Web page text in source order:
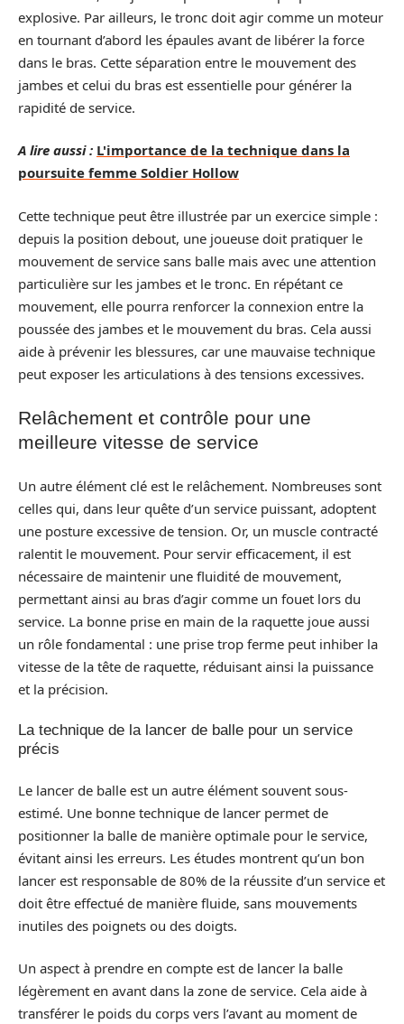
explosive. Par ailleurs, le tronc doit agir comme un moteur
en tournant d’abord les épaules avant de libérer la force
dans le bras. Cette séparation entre le mouvement des
jambes et celui du bras est essentielle pour générer la
rapidité de service.
A lire aussi : L'importance de la technique dans la
poursuite femme Soldier Hollow
Cette technique peut être illustrée par un exercice simple :
depuis la position debout, une joueuse doit pratiquer le
mouvement de service sans balle mais avec une attention
particulière sur les jambes et le tronc. En répétant ce
mouvement, elle pourra renforcer la connexion entre la
poussée des jambes et le mouvement du bras. Cela aussi
aide à prévenir les blessures, car une mauvaise technique
peut exposer les articulations à des tensions excessives.
Relâchement et contrôle pour une
meilleure vitesse de service
Un autre élément clé est le relâchement. Nombreuses sont
celles qui, dans leur quête d’un service puissant, adoptent
une posture excessive de tension. Or, un muscle contracté
ralentit le mouvement. Pour servir efficacement, il est
nécessaire de maintenir une fluidité de mouvement,
permettant ainsi au bras d’agir comme un fouet lors du
service. La bonne prise en main de la raquette joue aussi
un rôle fondamental : une prise trop ferme peut inhiber la
vitesse de la tête de raquette, réduisant ainsi la puissance
et la précision.
La technique de la lancer de balle pour un service
précis
Le lancer de balle est un autre élément souvent sous-
estimé. Une bonne technique de lancer permet de
positionner la balle de manière optimale pour le service,
évitant ainsi les erreurs. Les études montrent qu’un bon
lancer est responsable de 80% de la réussite d’un service et
doit être effectué de manière fluide, sans mouvements
inutiles des poignets ou des doigts.
Un aspect à prendre en compte est de lancer la balle
légèrement en avant dans la zone de service. Cela aide à
transférer le poids du corps vers l’avant au moment de